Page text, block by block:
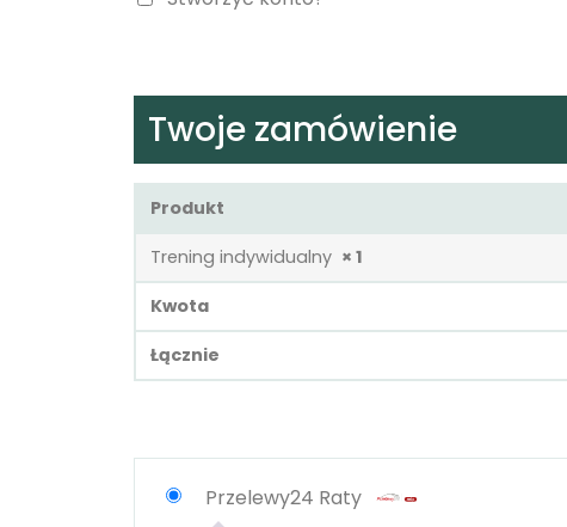
Twoje zamówienie
Produkt
Trening indywidualny × 1
Kwota
Łącznie
Przelewy24 Raty